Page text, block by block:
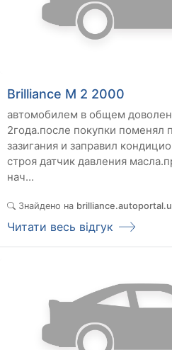
Brilliance M 2 2000
автомобилем в общем
2года.после покупки поменял
зазигания и заправил
строя датчик давления
нач...
Знайдено на
Читати весь відгук